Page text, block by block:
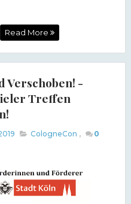
Read More
Verschoben! -
Treffen
CologneCon ,
0